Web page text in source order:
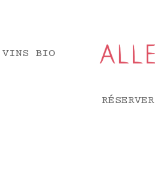
VINS BIO
RÉSERVER